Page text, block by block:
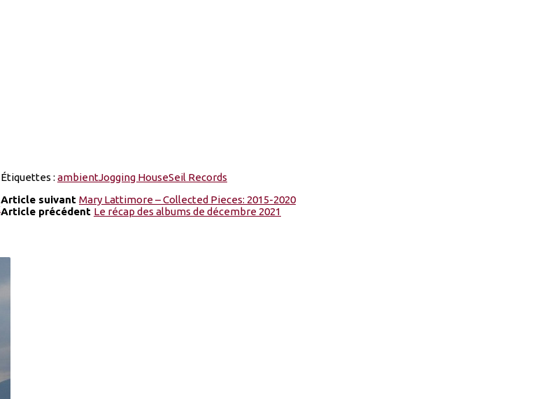
Étiquettes : ambientJogging HouseSeil Records
Article suivant Mary Lattimore – Collected Pieces: 2015-2020
Article précédent Le récap des albums de décembre 2021